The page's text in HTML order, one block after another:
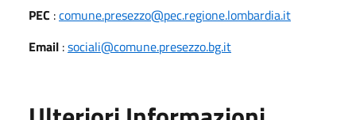
PEC :comune.presezzo@pec.regione.lombardia.it
Email :sociali@comune.presezzo.bg.it